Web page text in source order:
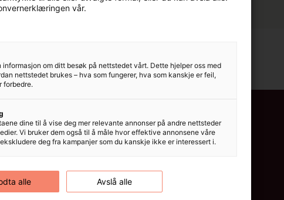
du time?
vår.
informasjon om ditt besøk på nettstedet vårt. Dette hjelper oss med
nettstedet brukes – hva som fungerer, hva som kanskje er feil,
forbedre.
dine til å vise deg mer relevante annonser på andre nettsteder
Vi bruker dem også til å måle hvor effektive annonsene våre
deg fra kampanjer som du kanskje ikke er interessert i.
alle Avslå alle